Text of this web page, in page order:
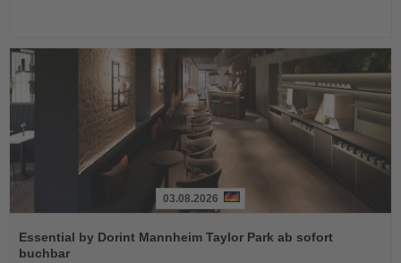
Sie
die
03.08.2026
Essential by Dorint Mannheim Taylor Park ab sofort
buchbar